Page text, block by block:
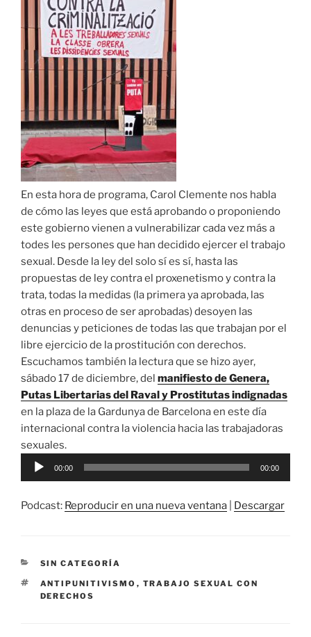
En esta hora de programa, Carol Clemente nos habla
de cómo las leyes que está aprobando o proponiendo
este gobierno vienen a vulnerabilizar cada vez más a
todes les persones que han decidido ejercer el trabajo
sexual. Desde la ley del solo sí es sí, hasta las
propuestas de ley contra el proxenetismo y contra la
trata, todas la medidas (la primera ya aprobada, las
otras en proceso de ser aprobadas) desoyen las
denuncias y peticiones de todas las que trabajan por el
libre ejercicio de la prostitución con derechos.
Escuchamos también la lectura que se hizo ayer,
sábado 17 de diciembre, del manifiesto de Genera,
Putas Libertarias del Raval y Prostitutas indignadas
en la plaza de la Gardunya de Barcelona en este día
internacional contra la violencia hacia las trabajadoras
sexuales.
Reproductor
00:00 00:00
Podcast: Reproducir en una nueva ventana Descargar
CATEGORÍAS
SIN CATEGORÍA
ETIQUETAS
ANTIPUNITIVISMO , TRABAJO SEXUAL CON
DERECHOS